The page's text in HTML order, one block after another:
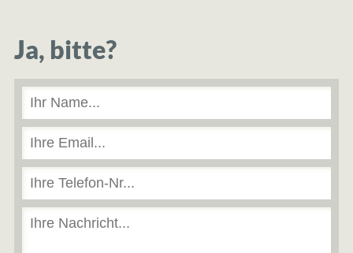
Ja, bitte?